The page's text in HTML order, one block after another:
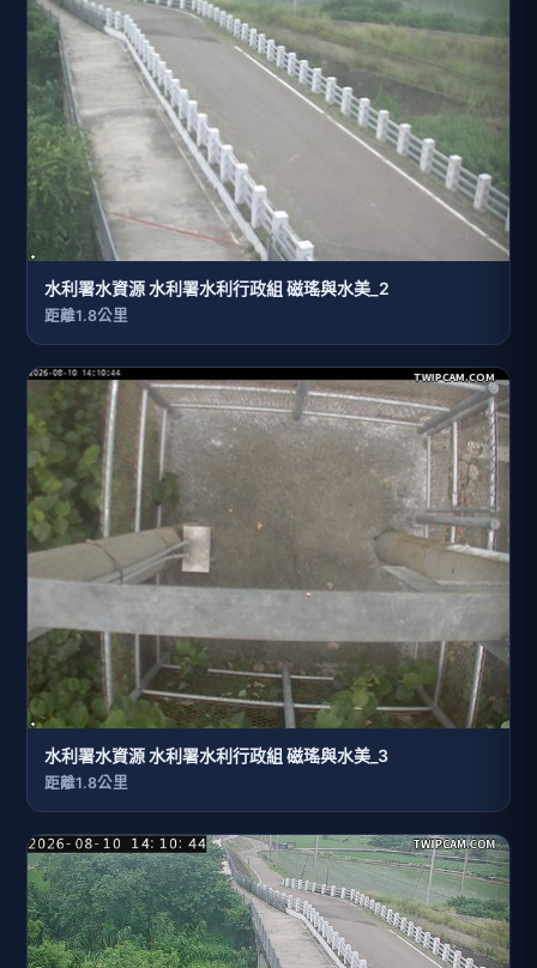
水利署水資源 水利署水利行政組 磁瑤與水美_2
距離1.8公里
水利署水資源 水利署水利行政組 磁瑤與水美_3
距離1.8公里